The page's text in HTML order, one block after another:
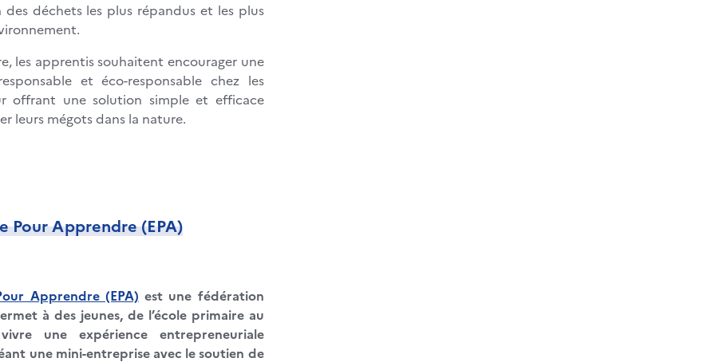
des déchets les plus répandus et les plus
les apprentis souhaitent encourager une
et éco-responsable chez les
offrant une solution simple et efficace
leurs mégots dans la nature.
Pour Apprendre (EPA)
Apprendre (EPA) est une fédération
à des jeunes, de l’école primaire au
une expérience entrepreneuriale
une mini-entreprise avec le soutien de